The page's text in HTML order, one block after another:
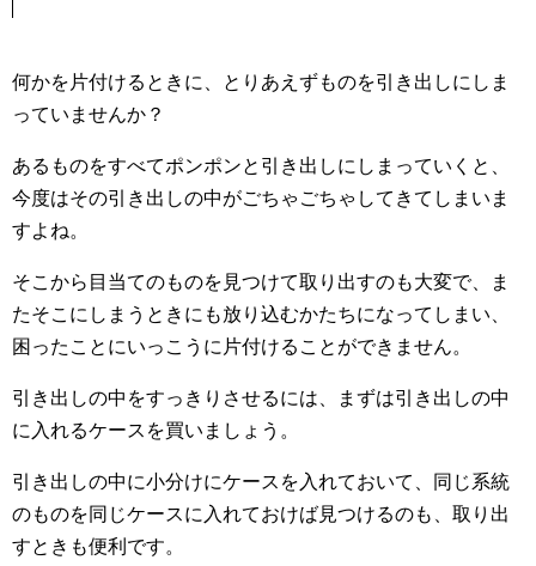
何かを片付けるときに、とりあえずものを引き出しにしま
っていませんか？
あるものをすべてポンポンと引き出しにしまっていくと、
今度はその引き出しの中がごちゃごちゃしてきてしまいま
すよね。
そこから目当てのものを見つけて取り出すのも大変で、ま
たそこにしまうときにも放り込むかたちになってしまい、
困ったことにいっこうに片付けることができません。
引き出しの中をすっきりさせるには、まずは引き出しの中
に入れるケースを買いましょう。
引き出しの中に小分けにケースを入れておいて、同じ系統
のものを同じケースに入れておけば見つけるのも、取り出
すときも便利です。